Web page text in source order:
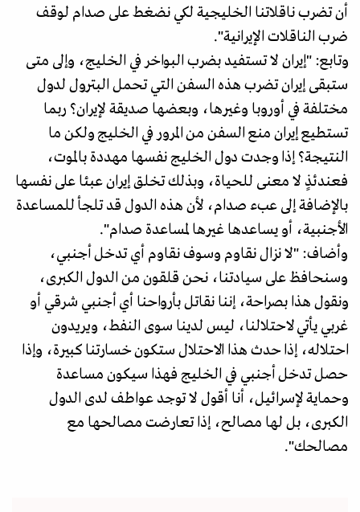
أن تضرب ناقلاتنا الخليجية لكي نضغط على صدام لوقف
ضرب الناقلات الإيرانية".
وتابع: "إيران لا تستفيد بضرب البواخر في الخليج، وإلى متى
ستبقى إيران تضرب هذه السفن التي تحمل البترول لدول
مختلفة في أوروبا وغيرها، وبعضها صديقة لإيران؟ ربما
تستطيع إيران منع السفن من المرور في الخليج ولكن ما
النتيجة؟ إذا وجدت دول الخليج نفسها مهددة بالموت،
فعندئذٍ لا معنى للحياة، وبذلك تخلق إيران عبئا على نفسها
بالإضافة إلى عبء صدام، لأن هذه الدول قد تلجأ للمساعدة
الأجنبية، أو يساعدها غيرها لمساعدة صدام".
وأضاف: "لا نزال نقاوم وسوف نقاوم أي تدخل أجنبي،
وسنحافظ على سيادتنا، نحن قلقون من الدول الكبرى،
ونقول هذا بصراحة، إننا نقاتل بأرواحنا أي أجنبي شرقي أو
غربي يأتي لاحتلالنا، ليس لدينا سوى النفط، ويريدون
احتلاله، إذا حدث هذا الاحتلال ستكون خسارتنا كبيرة، وإذا
حصل تدخل أجنبي في الخليج فهذا سيكون مساعدة
وحماية لإسرائيل، أنا أقول لا توجد عواطف لدى الدول
الكبرى، بل لها مصالح، إذا تعارضت مصالحها مع
مصالحك".